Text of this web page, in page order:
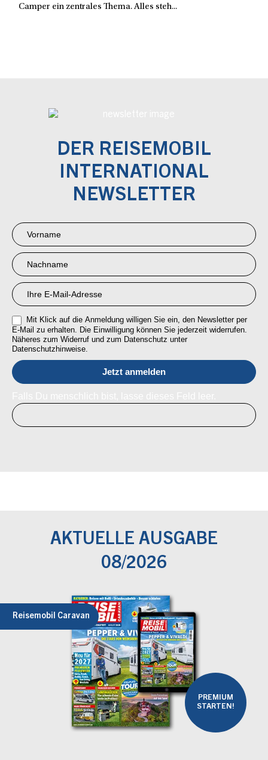
Camper ein zentrales Thema. Alles steh...
DER REISEMOBIL
INTERNATIONAL
NEWSLETTER
Newsletter
Anmeldung
RMI
Mit Klick auf die Anmeldung willigen Sie ein, den Newsletter per
E-Mail zu erhalten. Die Einwilligung können Sie jederzeit widerrufen.
Näheres zum Widerruf und zum Datenschutz unter
Datenschutzhinweise.
AKTUELLE AUSGABE
08/2026
Reisemobil Caravan
PREMIUM
STARTEN!